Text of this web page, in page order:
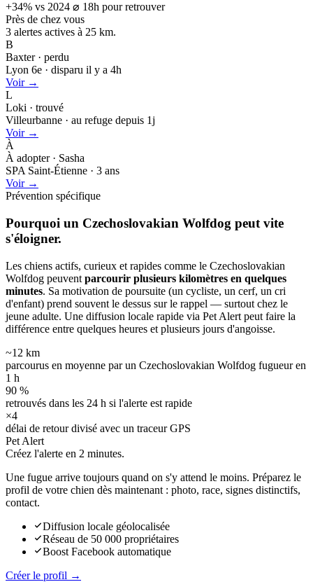
+34% vs 2024 ⌀ 18h pour retrouver
Près de chez vous
3 alertes actives à 25 km.
B
Baxter · perdu
Lyon 6e · disparu il y a 4h
Voir →
L
Loki · trouvé
Villeurbanne · au refuge depuis 1j
Voir →
À
À adopter · Sasha
SPA Saint-Étienne · 3 ans
Voir →
Prévention spécifique
Pourquoi un Czechoslovakian Wolfdog peut vite
s'éloigner.
Les chiens actifs, curieux et rapides comme le Czechoslovakian
Wolfdog peuvent parcourir plusieurs kilomètres en quelques
minutes. Sa motivation de poursuite (un cycliste, un cerf, un cri
d'enfant) prend souvent le dessus sur le rappel — surtout chez le
jeune adulte. Une diffusion locale rapide via Pet Alert peut faire la
différence entre quelques heures et plusieurs jours d'angoisse.
~12 km
parcourus en moyenne par un Czechoslovakian Wolfdog fugueur en
1 h
90 %
retrouvés dans les 24 h si l'alerte est rapide
×4
délai de retour divisé avec un traceur GPS
Pet Alert
Créez l'alerte en 2 minutes.
Une fugue arrive toujours quand on s'y attend le moins. Préparez le
profil de votre chien dès maintenant : photo, race, signes distinctifs,
contact.
Diffusion locale géolocalisée
Réseau de 50 000 propriétaires
Boost Facebook automatique
Créer le profil →